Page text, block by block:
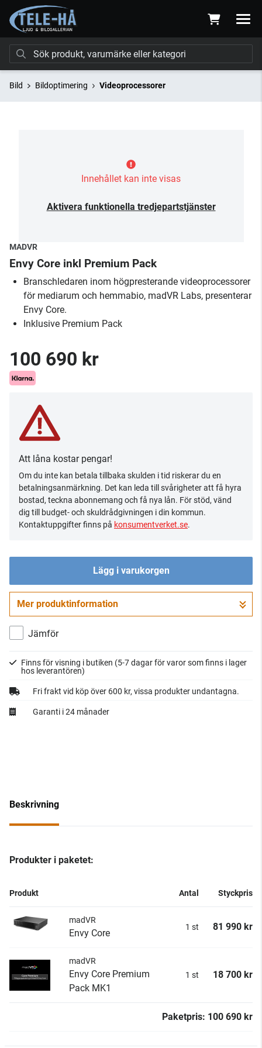
Bild Bildoptimering Videoprocessorer
Innehållet kan inte visas
Aktivera funktionella tredjepartstjänster
MADVR
Envy Core inkl Premium Pack
Branschledaren inom högpresterande videoprocessorer
för mediarum och hemmabio, madVR Labs, presenterar
Envy Core.
Inklusive Premium Pack
100 690 kr
Att låna kostar pengar!
Om du inte kan betala tillbaka skulden i tid riskerar du en
betalningsanmärkning. Det kan leda till svårigheter att få hyra
bostad, teckna abonnemang och få nya lån. För stöd, vänd
dig till budget- och skuldrådgivningen i din kommun.
Kontaktuppgifter finns på konsumentverket.se.
Lägg i varukorgen
Gå till kassan
Mer produktinformation
Jämför
Finns för visning i butiken (5-7 dagar för varor som finns i lager
hos leverantören)
Fri frakt vid köp över 600 kr, vissa produkter undantagna.
Garanti i 24 månader
Beskrivning
Produkter i paketet:
Produkt Antal Styckpris
madVR
Envy Core
1 st 81 990 kr
madVR
Envy Core Premium
Pack MK1
1 st 18 700 kr
Paketpris: 100 690 kr